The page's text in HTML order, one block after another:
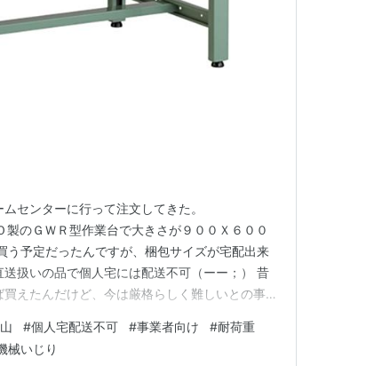
センターに行って注文してきた。
のＧＷＲ型作業台で大きさが９００Ｘ６００
う予定だったんですが、梱包サイズが宅配出来
扱いの品で個人宅には配送不可（ーー；） 昔
えたんだけど、今は厳格らしく難しいとの事。
るんですけどね（ーー；） まあ、こればっか
文するときに「…
#個人宅配送不可 #事業者向け #耐荷重
械いじり